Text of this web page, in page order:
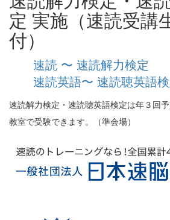
定 実施（速読受講
付）
速読 〜 速読解力検定
速読英語〜 速読聴英語
速読解力検定・速読聴英語検定は年３回
教室で受験できます。（準会場）